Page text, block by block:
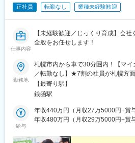
正社員 転勤なし 業種未経験歓迎
仕事内容
【未経験歓迎／じっくり育成】会
全般をお任せします！
勤務地
札幌市内から車で30分圏内！【マ
／転勤なし】★7割の社員が札幌方
社員がマイカーで通勤しています★
も可能です本社：北海道小樽市銭函
線「手稲駅」より車で15分※JR「小
樽駅」より車で20分と、小樽市内よ
動喫煙対策：あり（社内分煙）
【最寄り駅】
銭函駅
給与
年収440万円（月収27万5000円+賞
年収480万円（月収29万5000円+賞